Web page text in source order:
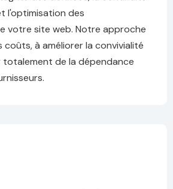
l'optimisation des
votre site web. Notre approche
coûts, à améliorer la convivialité
totalement de la dépendance